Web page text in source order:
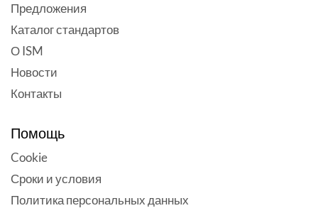
Предложения
Каталог стандартов
О ISM
Новости
Контакты
Помощь
Cookie
Сроки и условия
Политика персональных данных